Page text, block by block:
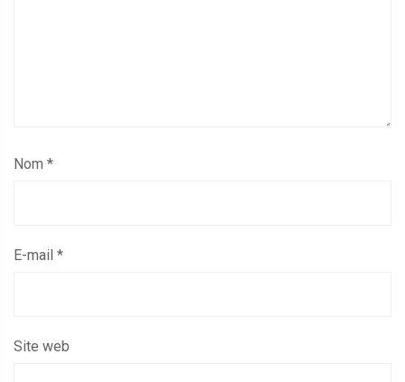
Nom *
E-mail *
Site web